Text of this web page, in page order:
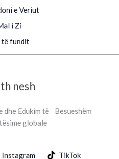
e Veriut
i Zi
të fundit
nesh
dhe Edukim të Besueshëm
globale
Instagram TikTok